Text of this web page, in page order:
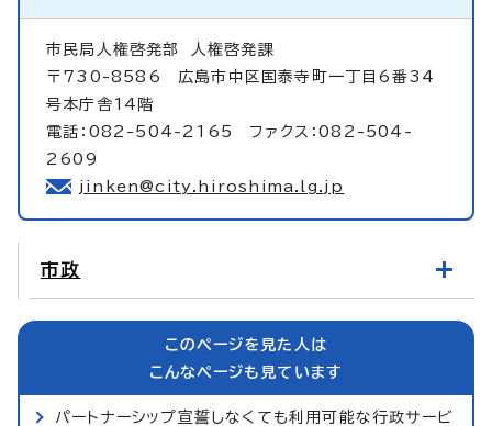
市民局人権啓発部
人権啓発課
〒730-8586 広島市中区国泰寺町一丁目6番34
号本庁舎14階
電話：082-504-2165 ファクス：082-504-
2609
jinken@city.hiroshima.lg.jp
市政
このページを見た人は
こんなページも見ています
パートナーシップ宣誓しなくても利用可能な行政サービ